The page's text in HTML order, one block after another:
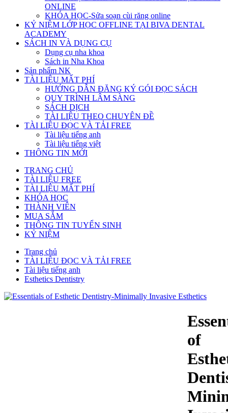
ONLINE
KHÓA HỌC-Sửa soạn cùi răng online
KỶ NIỆM LỚP HỌC OFFLINE TẠI BIVA DENTAL
ACADEMY
SÁCH IN VÀ DỤNG CỤ
Dụng cụ nha khoa
Sách in Nha Khoa
Sản phẩm NK
TÀI LIỆU MẤT PHÍ
HƯỚNG DẪN ĐĂNG KÝ GÓI ĐỌC SÁCH
QUY TRÌNH LÂM SÀNG
SÁCH DỊCH
TÀI LIỆU THEO CHUYÊN ĐỀ
TÀI LIỆU ĐỌC VÀ TẢI FREE
Tài liệu tiếng anh
Tài liệu tiếng việt
THÔNG TIN MỚI
TRANG CHỦ
TÀI LIỆU FREE
TÀI LIỆU MẤT PHÍ
KHÓA HỌC
THÀNH VIÊN
MUA SẮM
THÔNG TIN TUYỂN SINH
KỶ NIỆM
Trang chủ
TÀI LIỆU ĐỌC VÀ TẢI FREE
Tài liệu tiếng anh
Esthetics Dentistry
of